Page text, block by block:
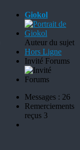
Giokol
Auteur du sujet
Hors Ligne
Invité Forums
Messages : 26
Remerciements
reçus 3